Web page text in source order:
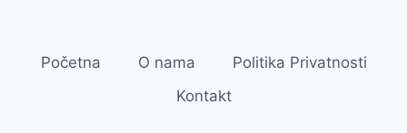
Početna O nama
Politika Privatnosti
Kontakt